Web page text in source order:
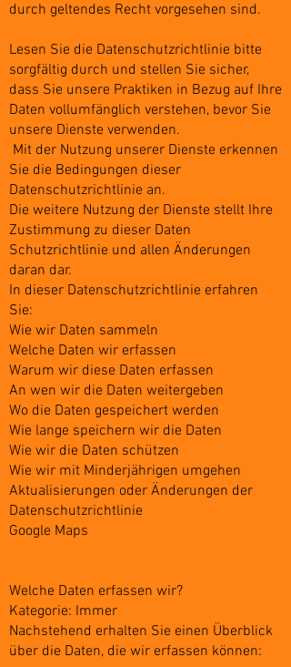
durch geltendes Recht vorgesehen sind.
Lesen Sie die Datenschutzrichtlinie bitte
sorgfältig durch und stellen Sie sicher,
dass Sie unsere Praktiken in Bezug auf Ihre
Daten vollumfänglich verstehen, bevor Sie
unsere Dienste verwenden.
Mit der Nutzung unserer Dienste erkennen
Sie die Bedingungen dieser
Datenschutzrichtlinie an.
Die weitere Nutzung der Dienste stellt Ihre
Zustimmung zu dieser Daten
Schutzrichtlinie und allen Änderungen
daran dar.
In dieser Datenschutzrichtlinie erfahren
Sie:
Wie wir Daten sammeln
Welche Daten wir erfassen
Warum wir diese Daten erfassen
An wen wir die Daten weitergeben
Wo die Daten gespeichert werden
Wie lange speichern wir die Daten
Wie wir die Daten schützen
Wie wir mit Minderjährigen umgehen
Aktualisierungen oder Änderungen der
Datenschutzrichtlinie
Google Maps
Welche Daten erfassen wir?
Kategorie: Immer
Nachstehend erhalten Sie einen Überblick
über die Daten, die wir erfassen können: